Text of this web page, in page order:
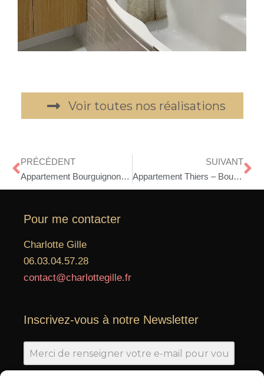
Voir toutes nos réalisations
PRÉCÉDENT
Appartement Bourguignons – Asnières-sur-Seine
SUIVANT
Appartement Thiers – Boulogne-Billancourt
Pour me contacter
Charlotte Gille
06.03.04.57.28
contact@charlottegille.fr
Inscrivez-vous à notre Newsletter